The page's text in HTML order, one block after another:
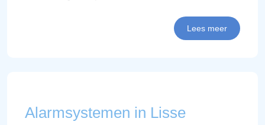
Lees meer
Alarmsystemen in Lisse